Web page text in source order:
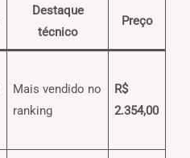
Destaque
técnico
Preço
Mais vendido no
ranking
R$
2.354,00